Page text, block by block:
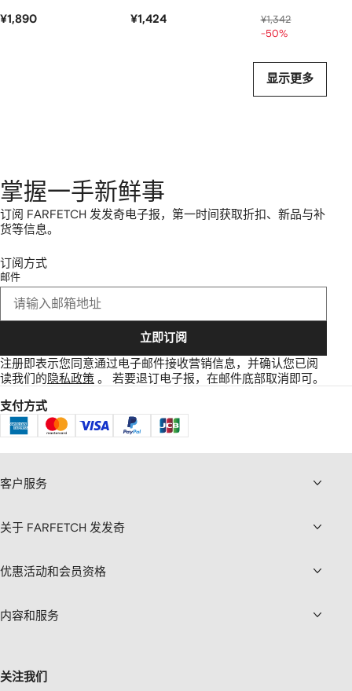
¥1,890 ¥1,424 ¥1,342
-50%
显示更多
掌握一手新鲜事
订阅 FARFETCH 发发奇电子报，第一时间获取折扣、新品与补
货等信息。
订阅方式
邮件
立即订阅
注册即表示您同意通过电子邮件接收营销信息，并确认您已阅
读我们的 隐私政策 。 若要退订电子报，在邮件底部取消即可。
支付方式
客户服务
关于 FARFETCH 发发奇
优惠活动和会员资格
内容和服务
关注我们